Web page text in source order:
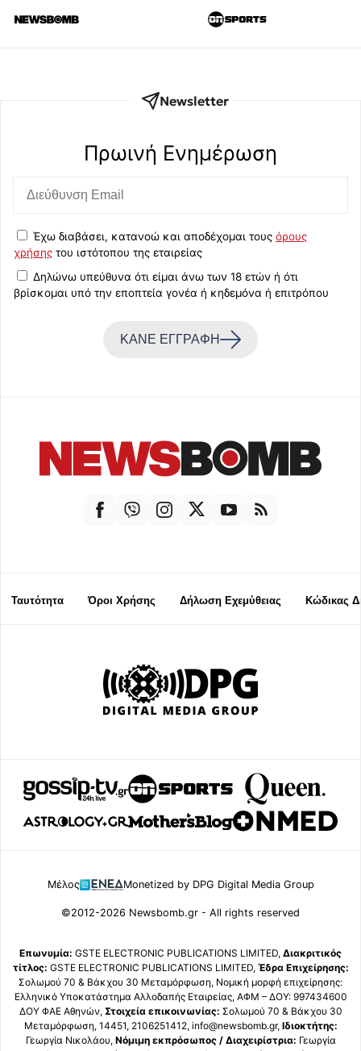
Newsletter
Πρωινή Eνημέρωση
Έχω διαβάσει, κατανοώ και αποδέχομαι τους όρους
χρήσης του ιστότοπου της εταιρείας
Δηλώνω υπεύθυνα ότι είμαι άνω των 18 ετών ή ότι
βρίσκομαι υπό την εποπτεία γονέα ή κηδεμόνα ή επιτρόπου
ΚΑΝΕ ΕΓΓΡΑΦΗ
Ταυτότητα Όροι Χρήσης Δήλωση Εχεμύθειας Κώδικας
Μέλος Monetized by DPG Digital Media Group
©2012-2026 Newsbomb.gr - All rights reserved
Επωνυμία: GSTE ELECTRONIC PUBLICATIONS LIMITED, Διακριτικός
τίτλος: GSTE ELECTRONIC PUBLICATIONS LIMITED, Έδρα Επιχείρησης:
Σολωμού 70 & Βάκχου 30 Μεταμόρφωση, Νομική μορφή επιχείρησης:
Ελληνικό Υποκατάστημα Αλλοδαπής Εταιρείας, ΑΦΜ – ΔΟΥ: 997434600
ΔΟΥ ΦΑΕ Αθηνών, Στοιχεία επικοινωνίας: Σολωμού 70 & Βάκχου 30
Μεταμόρφωση, 14451, 2106251412, info@newsbomb.gr, Ιδιοκτήτης:
Γεωργία Νικολάου, Νόμιμη εκπρόσωπος / Διαχειρίστρια: Γεωργία